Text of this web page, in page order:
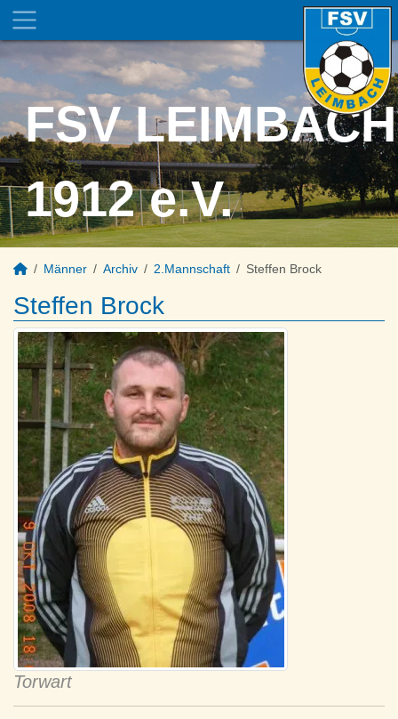
FSV LEIMBACH
1912 e.V.
Männer Archiv 2.Mannschaft Steffen Brock
Steffen Brock
Torwart